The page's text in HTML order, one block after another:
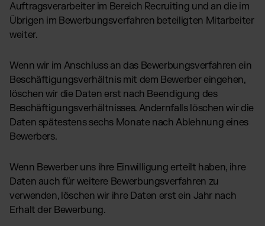
Auftragsverarbeiter im Bereich Recruiting und an die im
Übrigen im Bewerbungsverfahren beteiligten Mitarbeiter
weiter.
Wenn wir im Anschluss an das Bewerbungsverfahren ein
Beschäftigungsverhältnis mit dem Bewerber eingehen,
löschen wir die Daten erst nach Beendigung des
Beschäftigungsverhältnisses. Andernfalls löschen wir die
Daten spätestens sechs Monate nach Ablehnung eines
Bewerbers.
Wenn Bewerber uns ihre Einwilligung erteilt haben, ihre
Daten auch für weitere Bewerbungsverfahren zu
verwenden, löschen wir ihre Daten erst ein Jahr nach
Erhalt der Bewerbung.